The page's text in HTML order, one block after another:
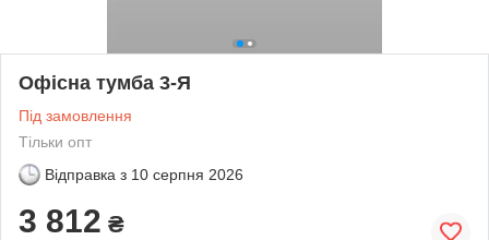
Офісна тумба 3-Я
Під замовлення
Тільки опт
Відправка з 10 серпня 2026
3 812 ₴